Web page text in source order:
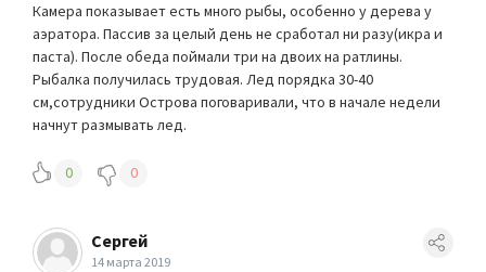
Камера показывает есть много рыбы, особенно у дерева у
аэратора. Пассив за целый день не сработал ни разу(икра и
паста). После обеда поймали три на двоих на ратлины.
Рыбалка получилась трудовая. Лед порядка 30-40
см,сотрудники Острова поговаривали, что в начале недели
начнут размывать лед.
0 0
Сергей
14 марта 2019